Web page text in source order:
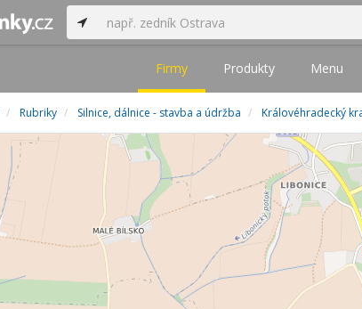
Firmy Produkty Menu
Rubriky Silnice, dálnice - stavba a údržba Královéhradecký